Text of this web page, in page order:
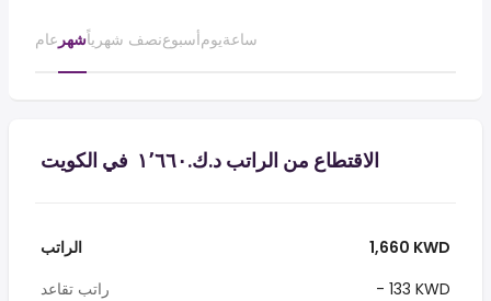
عام شهرنصف شهرياًأسبوعيومساعة
الاقتطاع من الراتب د.ك.‏١٬٦٦٠ ‏ في الكويت
الراتب
1,660 KWD
راتب تقاعد
- 133 KWD